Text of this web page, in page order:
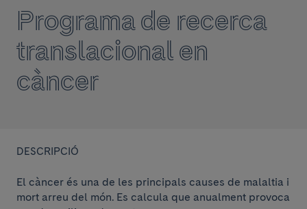
Programa de recerca
translacional en
càncer
DESCRIPCIÓ
El càncer és una de les principals causes de malaltia i
mort arreu del món. Es calcula que anualment provoca